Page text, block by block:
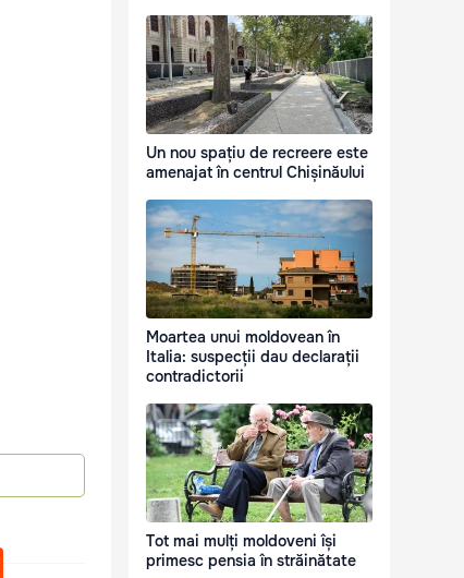
Un nou spațiu de recreere este
amenajat în centrul Chișinăului
Moartea unui moldovean în
Italia: suspecții dau declarații
contradictorii
Tot mai mulți moldoveni își
primesc pensia în străinătate